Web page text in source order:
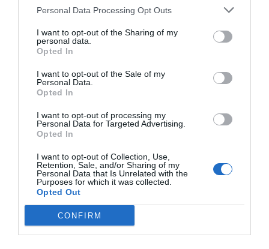
Personal Data Processing Opt Outs
I want to opt-out of the Sharing of my
personal data.
Opted In
I want to opt-out of the Sale of my
Personal Data.
Opted In
I want to opt-out of processing my
Personal Data for Targeted Advertising.
Opted In
I want to opt-out of Collection, Use,
Retention, Sale, and/or Sharing of my
Personal Data that Is Unrelated with the
Purposes for which it was collected.
Opted Out
CONFIRM